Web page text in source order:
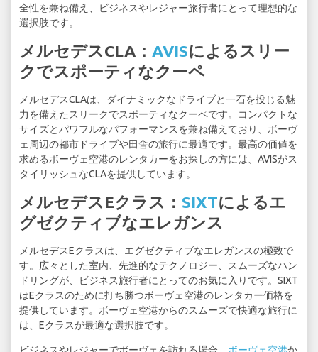
全性を兼ね備え、ビジネスやレジャー旅行者にとって理想的な
選択肢です。
メルセデスCLA： AVISによるスリー
クでスポーティなクーペ
メルセデスCLAは、ダイナミックなドライブと一石を投じる魅
力を備えたスリークでスポーティなクーペです。コンパクトな
サイズとパワフルなパフォーマンスを兼ね備えており、ボーヴ
ェ周辺の都市ドライブや田舎の旅行に最適です。最高の価値を
求めるボーヴェ空港のレンタカーをお探しの方には、AVISがス
タイリッシュなCLAを提供しています。
メルセデスEクラス： SIXTによるエ
グゼクティブなエレガンス
メルセデスEクラスは、エグゼクティブなエレガンスの極致で
す。広々とした室内、先進的なテクノロジー、スムーズなハン
ドリングが、ビジネス旅行者にとってのお気に入りです。SIXT
はEクラスのために打ち勝つボーヴェ空港のレンタカー価格を
提供しています。ボーヴェ空港からのスムーズで快適な旅行に
は、Eクラスが最適な選択肢です。